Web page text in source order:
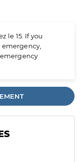
le 15. If you